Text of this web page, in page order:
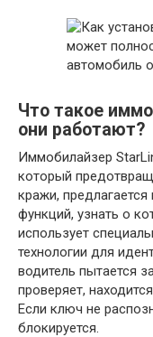
Что такое
они работают?
Иммобилайзер
который
кражи,
функций, узнать о
использует
технологии для
водитель пытается
проверяет,
Если ключ не
блокируется.